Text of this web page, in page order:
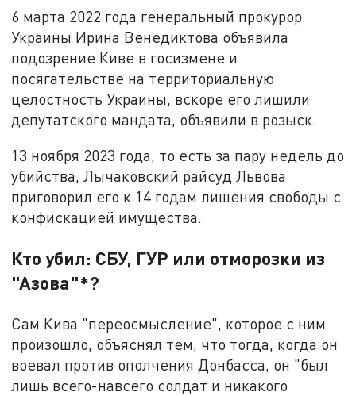
6 марта 2022 года генеральный прокурор
Украины Ирина Венедиктова объявила
подозрение Киве в госизмене и
посягательстве на территориальную
целостность Украины, вскоре его лишили
депутатского мандата, объявили в розыск.
13 ноября 2023 года, то есть за пару недель до
убийства, Лычаковский райсуд Львова
приговорил его к 14 годам лишения свободы с
конфискацией имущества.
Кто убил: СБУ, ГУР или отморозки из
"Азова"*?
Сам Кива "переосмысление", которое с ним
произошло, объяснял тем, что тогда, когда он
воевал против ополчения Донбасса, он "был
лишь всего-навсего солдат и никакого